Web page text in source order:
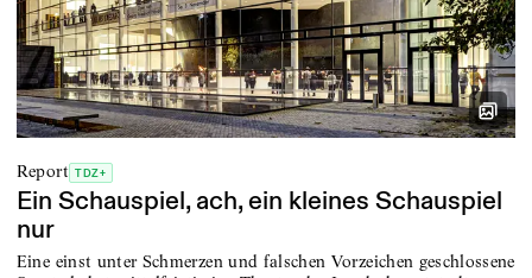
Report TDZ+
Ein Schauspiel, ach, ein kleines Schauspiel
nur
Eine einst unter Schmerzen und falschen Vorzeichen geschlossene